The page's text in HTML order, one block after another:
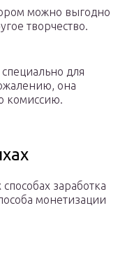
можно выгодно
творчество.
для
она
комиссию.
заработка
монетизации